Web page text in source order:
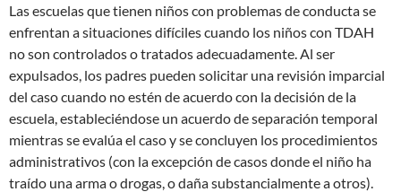
Las escuelas que tienen niños con problemas de conducta se
enfrentan a situaciones difíciles cuando los niños con TDAH
no son controlados o tratados adecuadamente. Al ser
expulsados, los padres pueden solicitar una revisión imparcial
del caso cuando no estén de acuerdo con la decisión de la
escuela, estableciéndose un acuerdo de separación temporal
mientras se evalúa el caso y se concluyen los procedimientos
administrativos (con la excepción de casos donde el niño ha
traído una arma o drogas, o daña substancialmente a otros).